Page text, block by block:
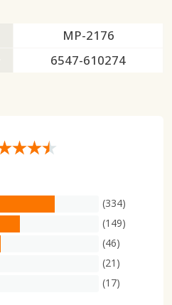
MP-2176
6547-610274
(334)
(149)
(46)
(21)
(17)